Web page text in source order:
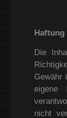
Die
Gewähr
eigene
nicht